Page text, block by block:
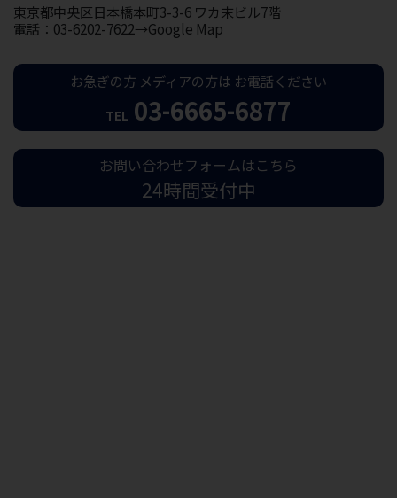
東京都中央区日本橋本町3-3-6 ワカ末ビル7階
電話：03-6202-7622→Google Map
お急ぎの方 メディアの方は お電話ください
TEL 03-6665-6877
お問い合わせフォームはこちら
24時間受付中